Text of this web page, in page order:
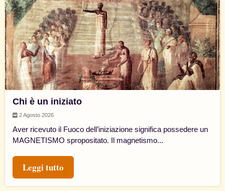
Chi è un iniziato
2 Agosto 2026
Aver ricevuto il Fuoco dell’iniziazione significa possedere un
MAGNETISMO spropositato. Il magnetismo...
Leggi tutto